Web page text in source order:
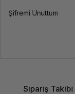
Şifremi Unuttum
Sipariş Takibi